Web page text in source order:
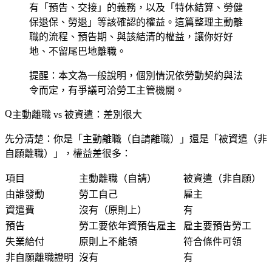
有「預告、交接」的義務，以及「特休結算、勞健
保退保、勞退」等該確認的權益。這篇整理主動離
職的流程、預告期、與該結清的權益，讓你好好
地、不留尾巴地離職。
提醒：本文為一般說明，個別情況依勞動契約與法
令而定，有爭議可洽勞工主管機關。
主動離職 vs 被資遣：差別很大
先分清楚：你是「主動離職（自請離職）」還是「被資遣（非
自願離職）」，權益差很多：
項目 主動離職（自請）
被資遣（非自願）
由誰發動
勞工自己
雇主
資遣費
沒有（原則上）
有
預告
勞工要依年資預告雇主
雇主要預告勞工
失業給付
原則上不能領
符合條件可領
非自願離職證明
沒有 有